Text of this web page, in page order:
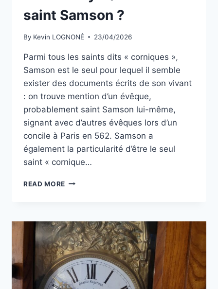
saint Samson ?
By Kevin LOGNONÉ 23/04/2026
Parmi tous les saints dits « corniques »,
Samson est le seul pour lequel il semble
exister des documents écrits de son vivant
: on trouve mention d’un évêque,
probablement saint Samson lui-même,
signant avec d’autres évêques lors d’un
concile à Paris en 562. Samson a
également la particularité d’être le seul
saint « cornique…
READ MORE DU
À
LA
BAIE
DU
MONT-
SAINT-
MICHEL